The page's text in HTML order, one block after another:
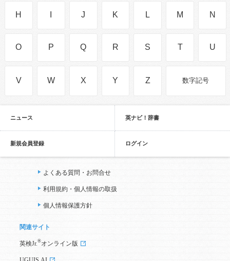
H J K L M N
O P Q R S T U
V W X Y Z 数字記号
ニュース 英ナビ！辞書
新規会員登録 ログイン
よくある質問・お問合せ
利用規約・個人情報の取扱
個人情報保護方針
関連サイト
英検Jr. ®オンライン版